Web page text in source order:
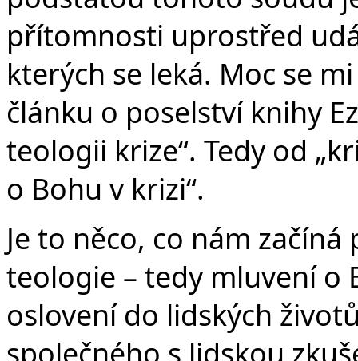
přítomnosti uprostřed
kterých se leká. Moc se
článku o poselství knihy
teologii krize“. Tedy od
o Bohu v krizi“.
Je to něco, co nám
teologie – tedy mluvení o
oslovení do lidských
společného s lidskou